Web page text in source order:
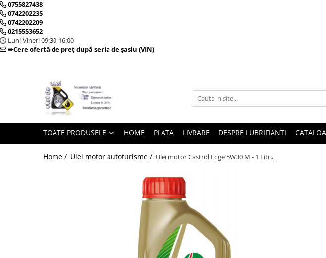
Toate Produsele
► Detailing si cosmetica
Intretinere interior
Curatare tapiterie auto
Curatare si intretinere piele
Plastice interioare
Intretinere exterior
0755827438
0742202235
0742202209
0215553652
Luni-Vineri 09:30-16:00
➨Cere ofertă de preț după seria de șasiu (VIN)
TOATE PRODUSELE HOME PLATA LIVRARE DESPRE LUBRIFIANTI
Home / Ulei motor autoturisme / Ulei motor Castrol Edge 5W30 M - 1 Litru